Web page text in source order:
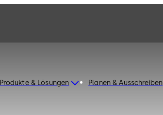
Produkte & Lösungen Planen & Ausschreiben